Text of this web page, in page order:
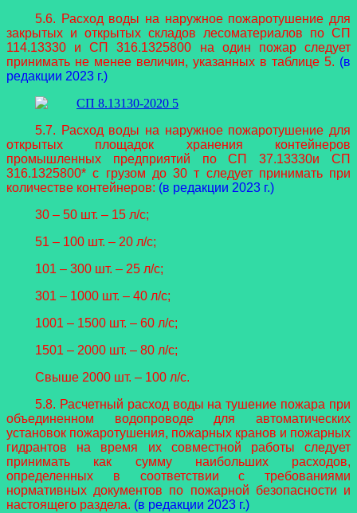
5.6. Расход воды на наружное пожаротушение для
закрытых и открытых складов лесоматериалов по СП
114.13330 и СП 316.1325800 на один пожар следует
принимать не менее величин, указанных в таблице 5. (в
редакции 2023 г.)
5.7. Расход воды на наружное пожаротушение для
открытых площадок хранения контейнеров
промышленных предприятий по СП 37.13330и СП
316.1325800* с грузом до 30 т следует принимать при
количестве контейнеров: (в редакции 2023 г.)
30 – 50 шт. – 15 л/с;
51 – 100 шт. – 20 л/с;
101 – 300 шт. – 25 л/с;
301 – 1000 шт. – 40 л/с;
1001 – 1500 шт. – 60 л/с;
1501 – 2000 шт. – 80 л/с;
Свыше 2000 шт. – 100 л/с.
5.8. Расчетный расход воды на тушение пожара при
объединенном водопроводе для автоматических
установок пожаротушения, пожарных кранов и пожарных
гидрантов на время их совместной работы следует
принимать как сумму наибольших расходов,
определенных в соответствии с требованиями
нормативных документов по пожарной безопасности и
настоящего раздела. (в редакции 2023 г.)